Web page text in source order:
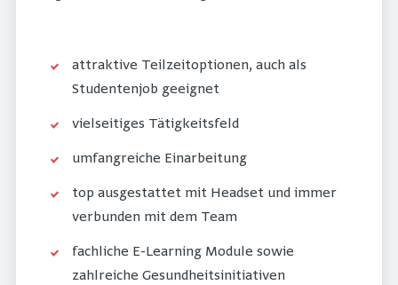
attraktive Teilzeitoptionen, auch als
Studentenjob geeignet
vielseitiges Tätigkeitsfeld
umfangreiche Einarbeitung
top ausgestattet mit Headset und immer
verbunden mit dem Team
fachliche E-Learning Module sowie
zahlreiche Gesundheitsinitiativen